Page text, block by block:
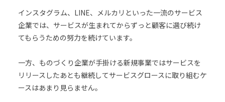
インスタグラム、LINE、メルカリといった一流のサービス
企業では、サービスが生まれてからずっと顧客に選び続け
てもらうための努力を続けています。
一方、ものづくり企業が手掛ける新規事業ではサービスを
リリースしたあとも継続してサービスグロースに取り組むケ
ースはあまり見らません。